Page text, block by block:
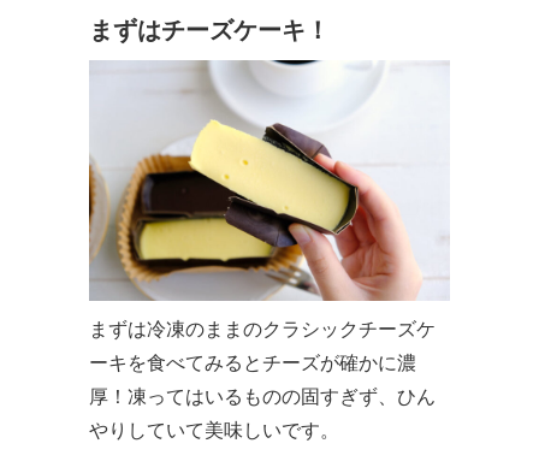
まずはチーズケーキ！
まずは冷凍のままのクラシックチーズケ
ーキを食べてみるとチーズが確かに濃
厚！凍ってはいるものの固すぎず、ひん
やりしていて美味しいです。